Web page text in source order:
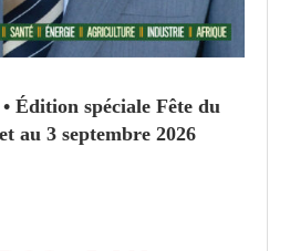
Édition spéciale Fête du
au 3 septembre 2026